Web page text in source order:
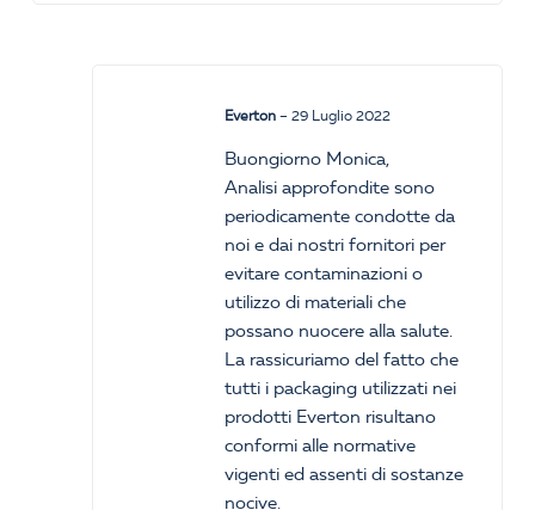
Everton – 29 Luglio 2022
Buongiorno Monica,
Analisi approfondite sono
periodicamente condotte da
noi e dai nostri fornitori per
evitare contaminazioni o
utilizzo di materiali che
possano nuocere alla salute.
La rassicuriamo del fatto che
tutti i packaging utilizzati nei
prodotti Everton risultano
conformi alle normative
vigenti ed assenti di sostanze
nocive.